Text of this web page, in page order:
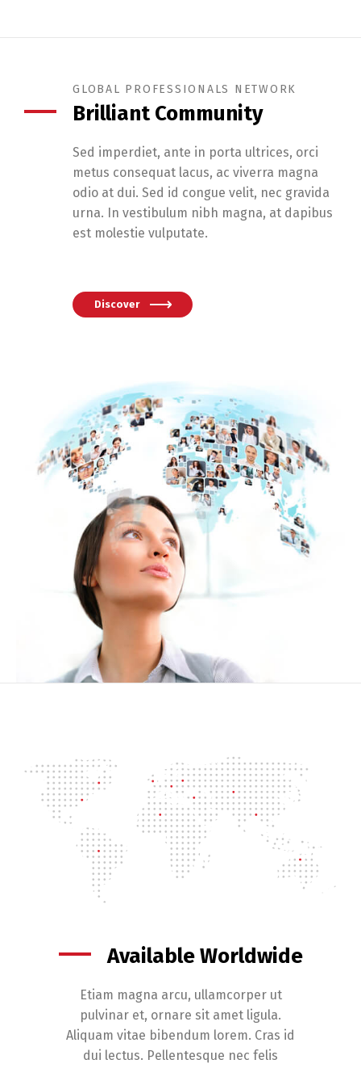
GLOBAL PROFESSIONALS NETWORK
Brilliant Community
Sed imperdiet, ante in porta ultrices, orci
metus consequat lacus, ac viverra magna
odio at dui. Sed id congue velit, nec gravida
urna. In vestibulum nibh magna, at dapibus
est molestie vulputate.
Discover
Available Worldwide
Etiam magna arcu, ullamcorper ut
pulvinar et, ornare sit amet ligula.
Aliquam vitae bibendum lorem. Cras id
dui lectus. Pellentesque nec felis